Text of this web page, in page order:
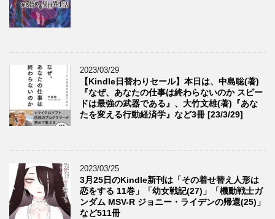
2023/03/29
【Kindle日替わりセール】本日は、中島聡(著)
『なぜ、あなたの仕事は終わらないのか スピー
ドは最強の武器である』、大竹文雄(著)『あな
たを変える行動経済学』など3冊 [23/3/29]
2023/03/25
3月25日のKindle新刊は「その着せ替え人形は
恋をする 11巻」「幼女戦記(27)」「機動戦士ガ
ンダム MSV-R ジョニー・ライデンの帰還(25)」
など511冊